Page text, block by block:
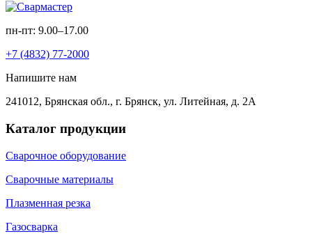
пн-пт: 9.00–17.00
+7 (4832) 77-2000
Напишите нам
241012, Брянская обл., г. Брянск, ул. Литейная, д. 2А
Каталог продукции
Сварочное оборудование
Сварочные материалы
Плазменная резка
Газосварка